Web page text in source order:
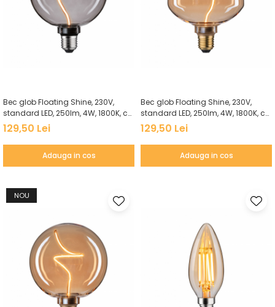
Bec glob Floating Shine, 230V,
standard LED, 250lm, 4W, 1800K, cu
flux luminos variabil, sticlă
afumată
129,50 Lei
Adauga in cos
Bec glob Floating Shine, 230V,
standard LED, 250lm, 4W, 1800K, cu
flux luminos variabil, auriu
129,50 Lei
Adauga in cos
NOU